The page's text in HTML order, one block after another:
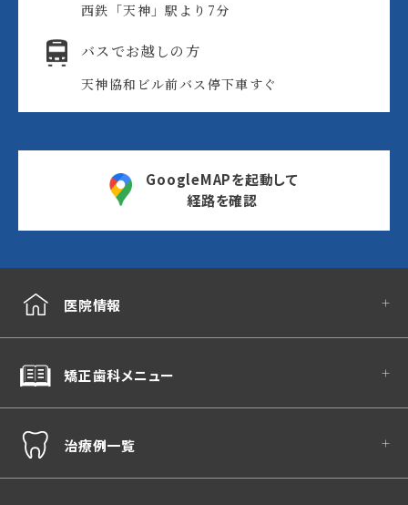
西鉄「天神」駅より7分
バスでお越しの方
天神協和ビル前バス停下車すぐ
GoogleMAPを起動して
経路を確認
医院情報
矯正歯科メニュー
治療例一覧